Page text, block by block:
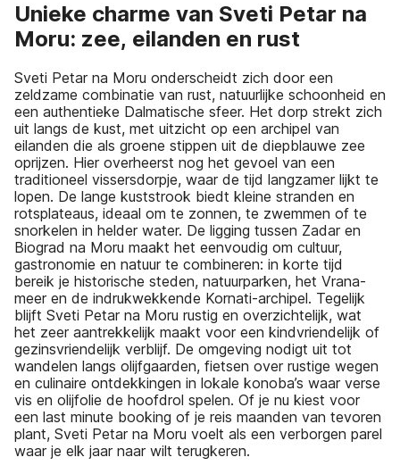
Unieke charme van Sveti Petar na
Moru: zee, eilanden en rust
Sveti Petar na Moru onderscheidt zich door een
zeldzame combinatie van rust, natuurlijke schoonheid en
een authentieke Dalmatische sfeer. Het dorp strekt zich
uit langs de kust, met uitzicht op een archipel van
eilanden die als groene stippen uit de diepblauwe zee
oprijzen. Hier overheerst nog het gevoel van een
traditioneel vissersdorpje, waar de tijd langzamer lijkt te
lopen. De lange kuststrook biedt kleine stranden en
rotsplateaus, ideaal om te zonnen, te zwemmen of te
snorkelen in helder water. De ligging tussen Zadar en
Biograd na Moru maakt het eenvoudig om cultuur,
gastronomie en natuur te combineren: in korte tijd
bereik je historische steden, natuurparken, het Vrana-
meer en de indrukwekkende Kornati-archipel. Tegelijk
blijft Sveti Petar na Moru rustig en overzichtelijk, wat
het zeer aantrekkelijk maakt voor een kindvriendelijk of
gezinsvriendelijk verblijf. De omgeving nodigt uit tot
wandelen langs olijfgaarden, fietsen over rustige wegen
en culinaire ontdekkingen in lokale konoba’s waar verse
vis en olijfolie de hoofdrol spelen. Of je nu kiest voor
een last minute booking of je reis maanden van tevoren
plant, Sveti Petar na Moru voelt als een verborgen parel
waar je elk jaar naar wilt terugkeren.